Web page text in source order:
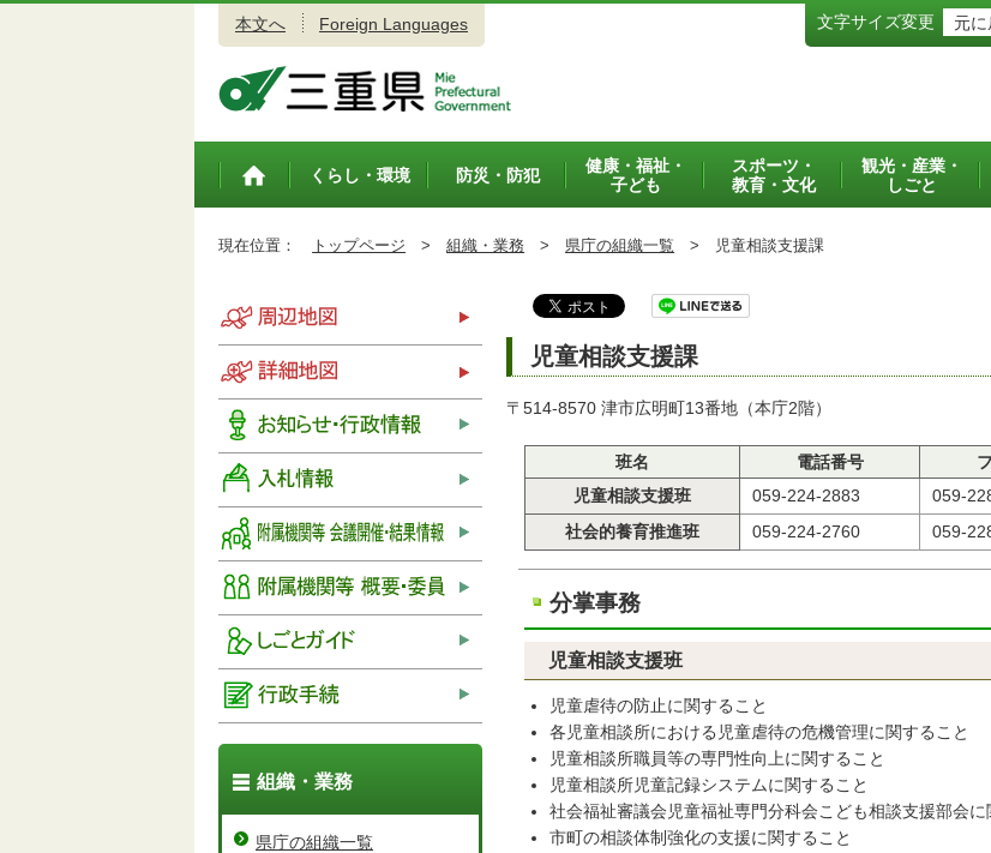
本文へ Foreign Languages 文字サイズ変更 元に
トップペ
くらし・環境 防災・防犯
健康・福祉・
子ども
スポーツ・
教育・文化
観光・産業・
しごと
現在位置： トップページ > 組織・業務 > 県庁の組織一覧 > 児童相談支援課
児童相談支援課
〒514-8570 津市広明町13番地（本庁2階）
班名 電話番号
児童相談支援班
059-224-2883 059-
社会的養育推進班
059-224-2760 059-
分掌事務
児童相談支援班
児童虐待の防止に関すること
各児童相談所における児童虐待の危機管理に関すること
児童相談所職員等の専門性向上に関すること
児童相談所児童記録システムに関すること
社会福祉審議会児童福祉専門分科会こども相談支援部会に
市町の相談体制強化の支援に関すること
組織・業務
県庁の組織一覧